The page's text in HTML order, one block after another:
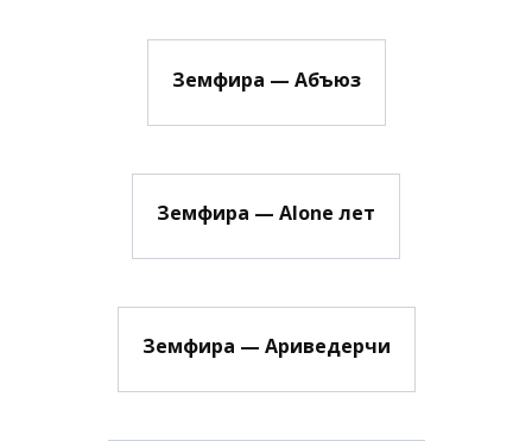
Земфира — Абъюз
Земфира — Alone лет
Земфира — Ариведерчи